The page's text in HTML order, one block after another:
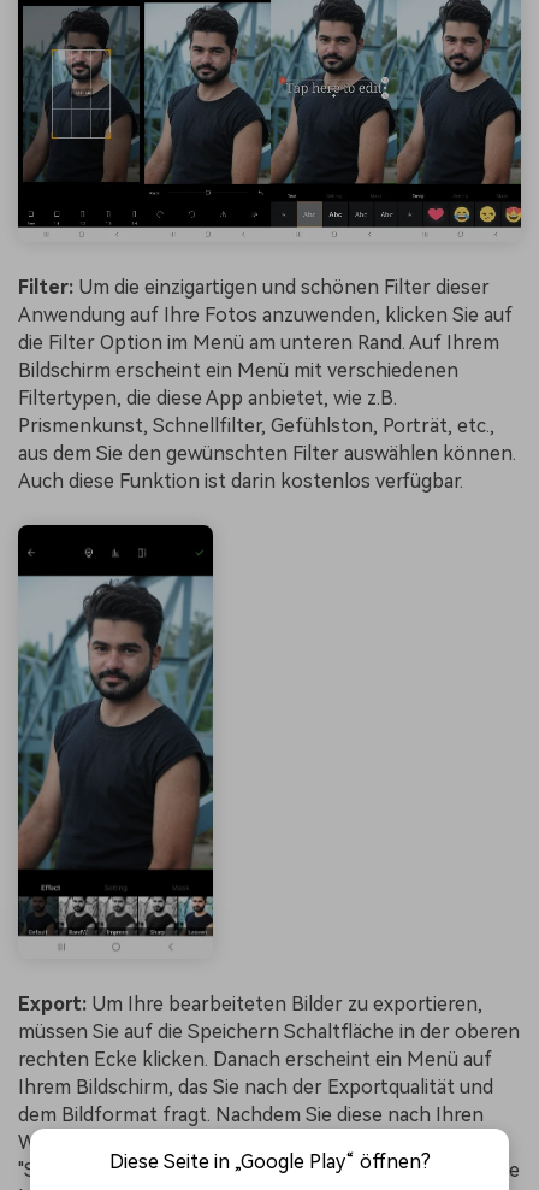
Filter: Um die einzigartigen und schönen Filter dieser
Anwendung auf Ihre Fotos anzuwenden, klicken Sie auf
die Filter Option im Menü am unteren Rand. Auf Ihrem
Bildschirm erscheint ein Menü mit verschiedenen
Filtertypen, die diese App anbietet, wie z.B.
Prismenkunst, Schnellfilter, Gefühlston, Porträt, etc.,
aus dem Sie den gewünschten Filter auswählen können.
Auch diese Funktion ist darin kostenlos verfügbar.
Export: Um Ihre bearbeiteten Bilder zu exportieren,
müssen Sie auf die Speichern Schaltfläche in der oberen
rechten Ecke klicken. Danach erscheint ein Menü auf
Ihrem Bildschirm, das Sie nach der Exportqualität und
dem Bildformat fragt. Nachdem Sie diese nach Ihren
Wünschen angepasst haben, sollten Sie auf die
"Speichern" oder "Speichern und freigeben" Schaltfläche
Diese Seite in „Google Play“ öffnen?